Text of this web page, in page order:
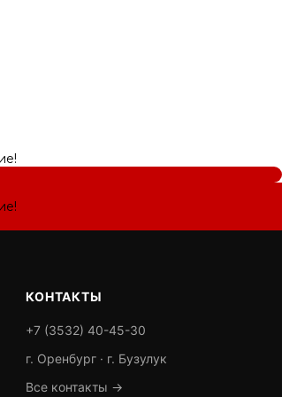
КОНТАКТЫ
+7 (3532) 40-45-30
г. Оренбург · г. Бузулук
Все контакты →